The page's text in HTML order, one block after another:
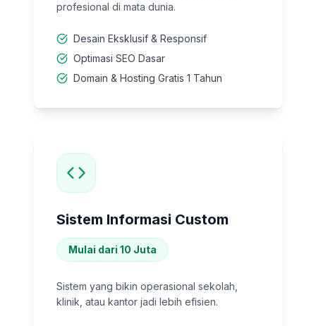
profesional di mata dunia.
Desain Eksklusif & Responsif
Optimasi SEO Dasar
Domain & Hosting Gratis 1 Tahun
Sistem Informasi Custom
Mulai dari 10 Juta
Sistem yang bikin operasional sekolah,
klinik, atau kantor jadi lebih efisien.